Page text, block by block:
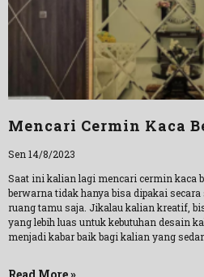
Mencari Cermin Kaca
Sen 14/8/2023
Saat ini kalian lagi mencari cermin kaca
berwarna tidak hanya bisa dipakai
ruang tamu saja. Jikalau kalian kreatif,
yang lebih luas untuk kebutuhan desain
menjadi kabar baik bagi kalian yang